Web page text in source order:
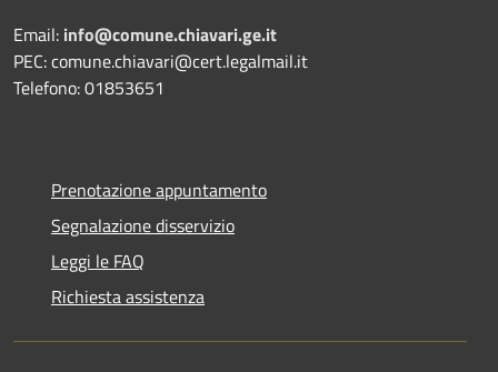
Email: info@comune.chiavari.ge.it
PEC: comune.chiavari@cert.legalmail.it
Telefono: 01853651
Prenotazione appuntamento
Segnalazione disservizio
Leggi le FAQ
Richiesta assistenza